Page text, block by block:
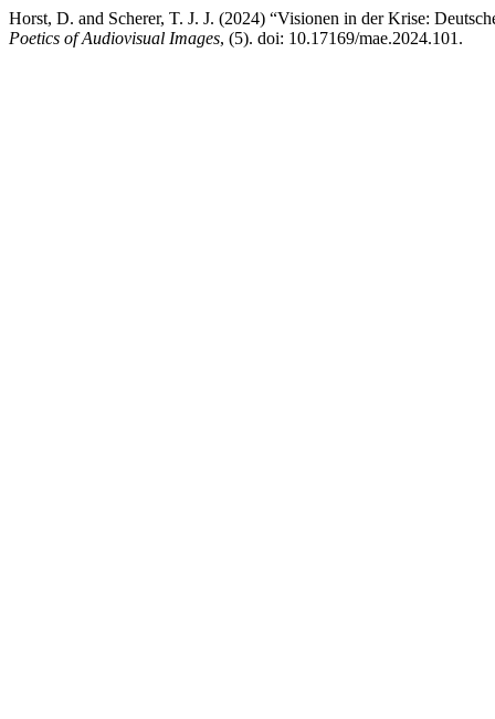
Horst, D. and Scherer, T. J. J. (2024) “Visionen in der Krise:
Poetics of Audiovisual Images, (5). doi: 10.17169/mae.2024.101.